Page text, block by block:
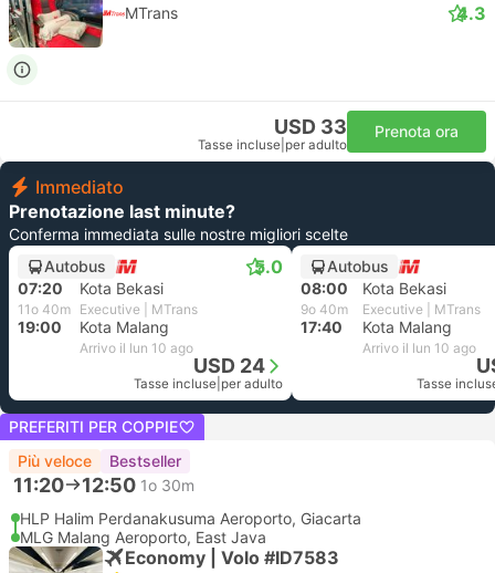
MTrans 4.3
USD 33
Tasse incluse per adulto
Prenota ora
Immediato
Prenotazione last minute?
Conferma immediata sulle nostre migliori scelte
Autobus
5.0
07:20 Kota Bekasi
11o 40m Executive | MTrans
19:00 Kota Malang
Arrivo il lun 10 ago
USD 24
Tasse incluse per adulto
Autobus
08:00
Kota Bekasi
9o 40m Executive | MTrans
17:40 Kota Malang
Arrivo il lun 10 ago
Tasse
PREFERITI PER COPPIE
Più veloce
Bestseller
11:20 12:50 1o 30m
HLP Halim Perdanakusuma Aeroporto, Giacarta
MLG Malang Aeroporto, East Java
Economy | Volo #ID7583